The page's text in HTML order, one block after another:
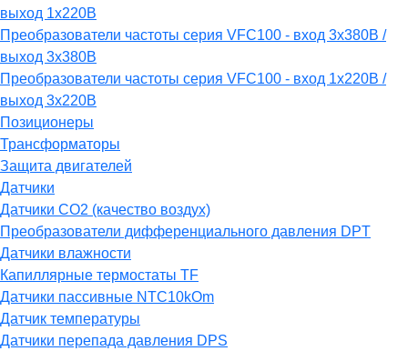
выход 1х220В
Преобразователи частоты серия VFC100 - вход 3х380В /
выход 3х380В
Преобразователи частоты серия VFC100 - вход 1х220В /
выход 3х220В
Позиционеры
Трансформаторы
Защита двигателей
Датчики
Датчики СО2 (качество воздух)
Преобразователи дифференциального давления DPT
Датчики влажности
Капиллярные термостаты TF
Датчики пассивные NTC10kOm
Датчик температуры
Датчики перепада давления DPS